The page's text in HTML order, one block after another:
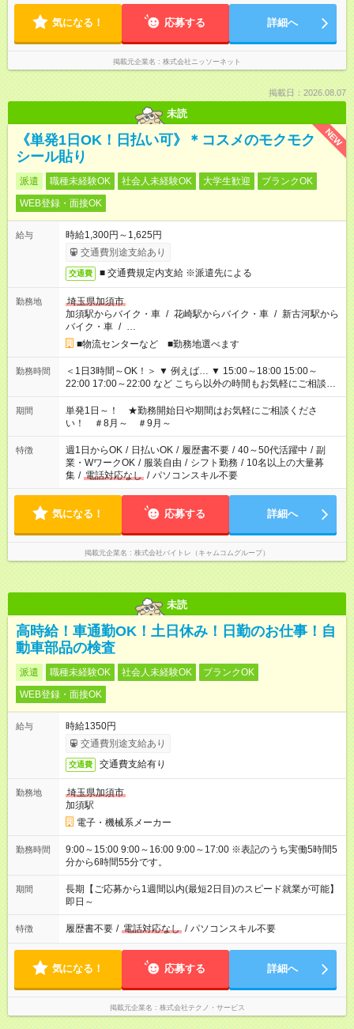
気になる！ 応募する 詳細へ
掲載元企業名 株式会社ニッソーネット
掲載日：2026.08.07
未読
NEW
《単発1日OK！日払い可》＊コスメのモクモク
シール貼り
派遣 職種未経験OK 社会人未経験OK 大学生歓迎
ブランクOK
WEB登録・面接OK
給与
時給1,300円～1,625円
交通費別途支給あり
交通費 ■ 交通費規定内支給 ※派遣先による
勤務地
埼玉県加須市
加須駅からバイク・車 / 花崎駅からバイク・車 / 新古河駅から
バイク・車 / …
■物流センターなど ■勤務地選べます
勤務時間
＜1日3時間～OK！＞ ▼ 例えば… ▼ 15:00～18:00 15:00～
22:00 17:00～22:00 など こちら以外の時間もお気軽にご相談く
ださい！
期間
単発1日～！ ★勤務開始日や期間はお気軽にご相談くださ
い！ ＃8月～ ＃9月～
特徴 週1日からOK / 日払いOK / 履歴書不要 / 40～50代活躍中 / 副
業・WワークOK / 服装自由 / シフト勤務 / 10名以上の大量募
集 / 電話対応なし / パソコンスキル不要
気になる！ 応募する 詳細へ
掲載元企業名 株式会社バイトレ（キャムコムグループ）
未読
高時給！車通勤OK！土日休み！日勤のお仕事！自
動車部品の検査
派遣 職種未経験OK 社会人未経験OK
ブランクOK
WEB登録・面接OK
給与
時給1350円
交通費別途支給あり
交通費 交通費支給有り
勤務地
埼玉県加須市
加須駅
電子・機械系メーカー
勤務時間
9:00～15:00 9:00～16:00 9:00～17:00 ※表記のうち実働5時間5
分から6時間55分です。
期間
長期【ご応募から1週間以内(最短2日目)のスピード就業が可能】
即日～
特徴 履歴書不要 / 電話対応なし / パソコンスキル不要
気になる！ 応募する 詳細へ
掲載元企業名 株式会社テクノ・サービス